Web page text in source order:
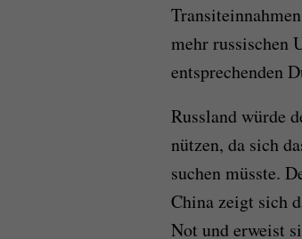
mehr russischen
entsprechenden
Russland würde
nützen, da sich
suchen müsste.
China zeigt sich
Not und erweist